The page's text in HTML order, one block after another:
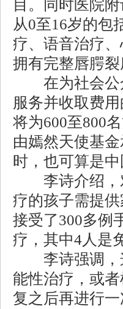
目。同时医院
从0至16岁的包
疗、语音治疗
拥有完整唇腭裂
在为社会公
服务并收取费
将为600至800
由嫣然天使基
时，也可算是
李诗介绍，
疗的孩子需提
接受了300多例
疗，其中4人是
李诗强调，这
能性治疗，或
复之后再进行